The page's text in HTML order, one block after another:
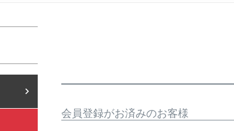
会員登録がお済みのお客様